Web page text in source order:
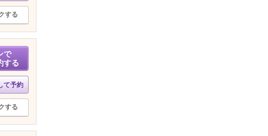
する
で
する
て予約
する